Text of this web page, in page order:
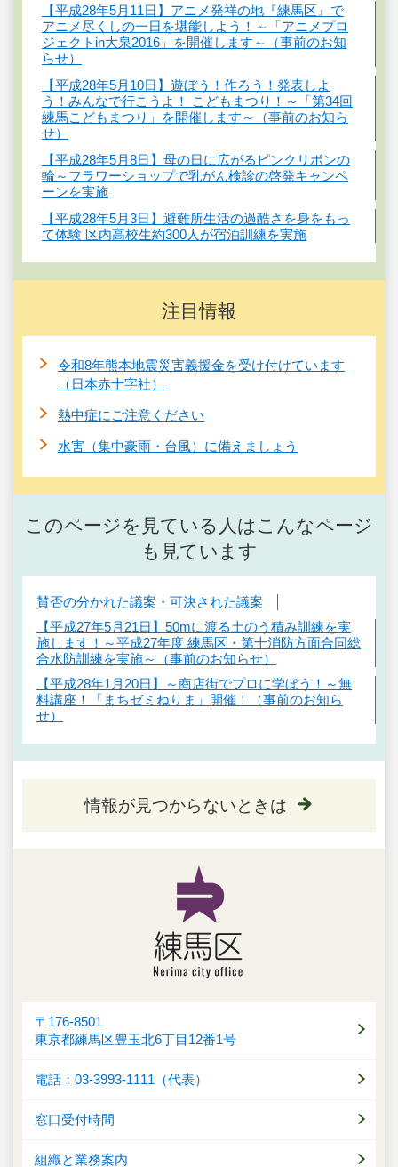
【平成28年5月11日】アニメ発祥の地『練馬区』で
アニメ尽くしの一日を堪能しよう！～「アニメプロ
ジェクトin大泉2016」を開催します～（事前のお知
らせ）
【平成28年5月10日】遊ぼう！作ろう！発表しよ
う！みんなで行こうよ！ こどもまつり！～「第34回
練馬こどもまつり」を開催します～（事前のお知ら
せ）
【平成28年5月8日】母の日に広がるピンクリボンの
輪～フラワーショップで乳がん検診の啓発キャンペ
ーンを実施
【平成28年5月3日】避難所生活の過酷さを身をもっ
て体験 区内高校生約300人が宿泊訓練を実施
注目情報
令和8年熊本地震災害義援金を受け付けています
（日本赤十字社）
熱中症にご注意ください
水害（集中豪雨・台風）に備えましょう
このページを見ている人はこんなページ
も見ています
賛否の分かれた議案・可決された議案
【平成27年5月21日】50mに渡る土のう積み訓練を実
施します！～平成27年度 練馬区・第十消防方面合同総
合水防訓練を実施～（事前のお知らせ）
【平成28年1月20日】～商店街でプロに学ぼう！～無
料講座！「まちゼミねりま」開催！（事前のお知ら
せ）
情報が見つからないときは
〒176-8501
東京都練馬区豊玉北6丁目12番1号
電話：03-3993-1111（代表）
窓口受付時間
組織と業務案内